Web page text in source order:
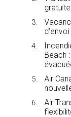
Beach
Air
Air